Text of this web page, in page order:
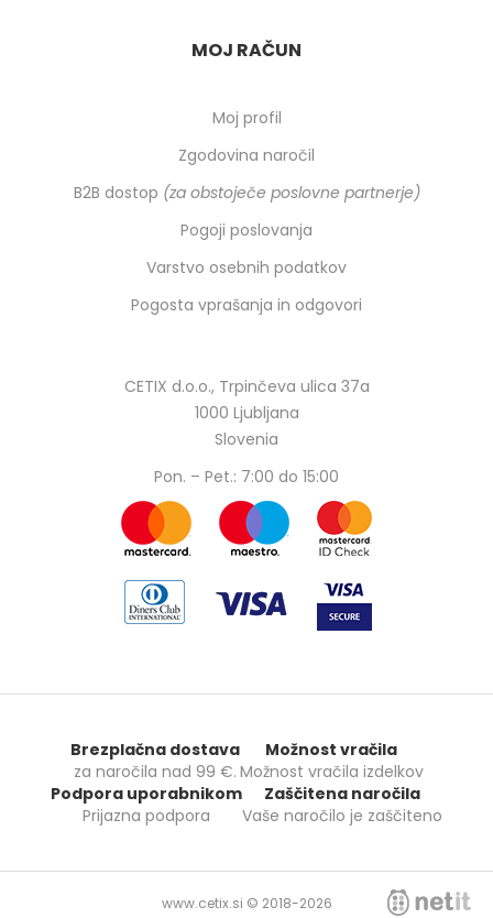
MOJ RAČUN
Moj profil
Zgodovina naročil
B2B dostop (za obstoječe poslovne partnerje)
Pogoji poslovanja
Varstvo osebnih podatkov
Pogosta vprašanja in odgovori
CETIX d.o.o., Trpinčeva ulica 37a
1000 Ljubljana
Slovenia
Pon. – Pet.: 7:00 do 15:00
Brezplačna dostava
za naročila nad 99 €.
Možnost vračila
Možnost vračila izdelkov
Podpora uporabnikom
Prijazna podpora
Zaščitena naročila
Vaše naročilo je zaščiteno
www.cetix.si © 2018-2026